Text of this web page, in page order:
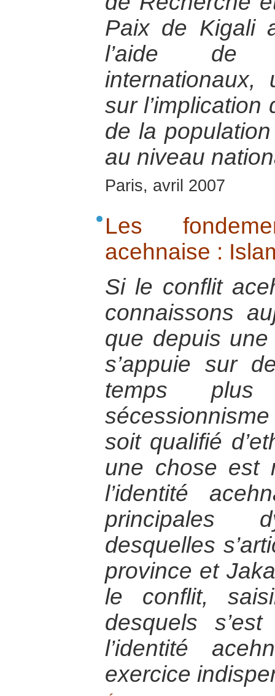
Paix de Kigali
l’aide de
internationaux,
sur
de la
au niveau
Paris, avril 2007
Les
acehnaise :
Si le conflit
connaissons
que depuis une
s’appuie sur
temps
soit qualifié
une chose est
l’identité
principales
desquelles
province et
le conflit,
desquels
l’identité
exercice